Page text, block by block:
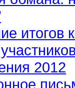
итогов
2012